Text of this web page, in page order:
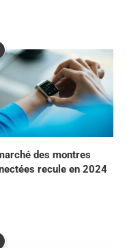
des montres
recule en 2024